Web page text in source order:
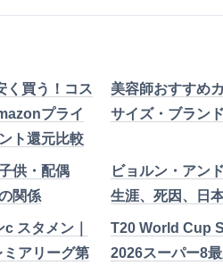
買う！コス
プライ
ト還元比較
美容師おすすめ
サイズ・ブラン
供・配偶
関係
ビョルン・アン
生涯、死因、日
スタメン｜
アリーグ第
T20 World Cup
2026スーパー8